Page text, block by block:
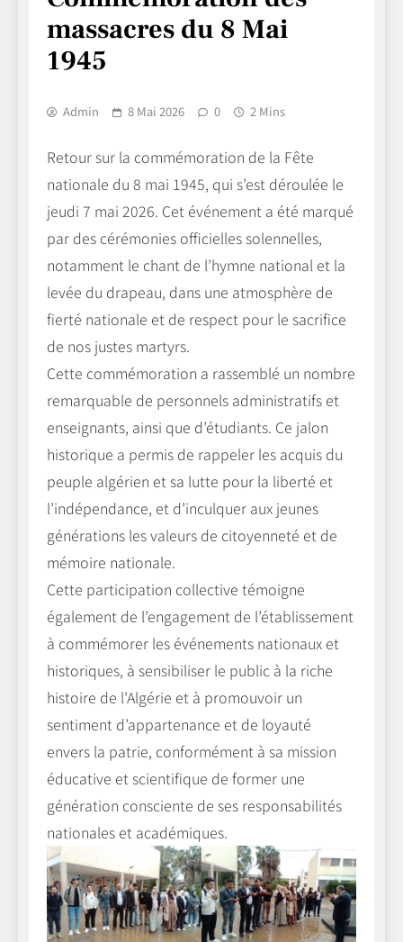
massacres du 8 Mai
1945
Admin 8 Mai 2026 0 2 Mins
Retour sur la commémoration de la Fête
nationale du 8 mai 1945, qui s’est déroulée le
jeudi 7 mai 2026. Cet événement a été marqué
par des cérémonies officielles solennelles,
notamment le chant de l’hymne national et la
levée du drapeau, dans une atmosphère de
fierté nationale et de respect pour le sacrifice
de nos justes martyrs.
Cette commémoration a rassemblé un nombre
remarquable de personnels administratifs et
enseignants, ainsi que d’étudiants. Ce jalon
historique a permis de rappeler les acquis du
peuple algérien et sa lutte pour la liberté et
l’indépendance, et d’inculquer aux jeunes
générations les valeurs de citoyenneté et de
mémoire nationale.
Cette participation collective témoigne
également de l’engagement de l’établissement
à commémorer les événements nationaux et
historiques, à sensibiliser le public à la riche
histoire de l’Algérie et à promouvoir un
sentiment d’appartenance et de loyauté
envers la patrie, conformément à sa mission
éducative et scientifique de former une
génération consciente de ses responsabilités
nationales et académiques.